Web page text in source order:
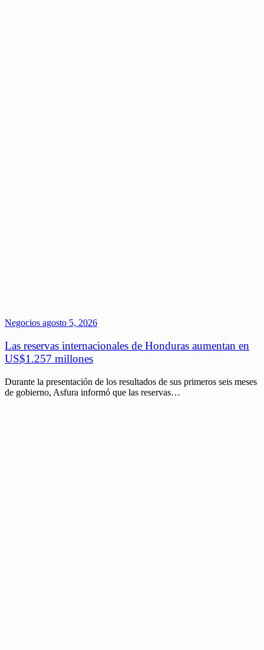
Negocios agosto 5, 2026
Las reservas internacionales de Honduras aumentan en
US$1.257 millones
Durante la presentación de los resultados de sus primeros seis meses
de gobierno, Asfura informó que las reservas…